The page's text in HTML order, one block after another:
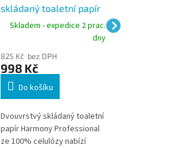
skládaný toaletní papír
T3 2vrstvý, bílý, 10000
Skladem - expedice 2 prac.
dny
825 Kč bez DPH
998 Kč
Do košíku
Dvouvrstvý skládaný toaletní
papír Harmony Professional
ze 100% celulózy nabízí
skládaný,